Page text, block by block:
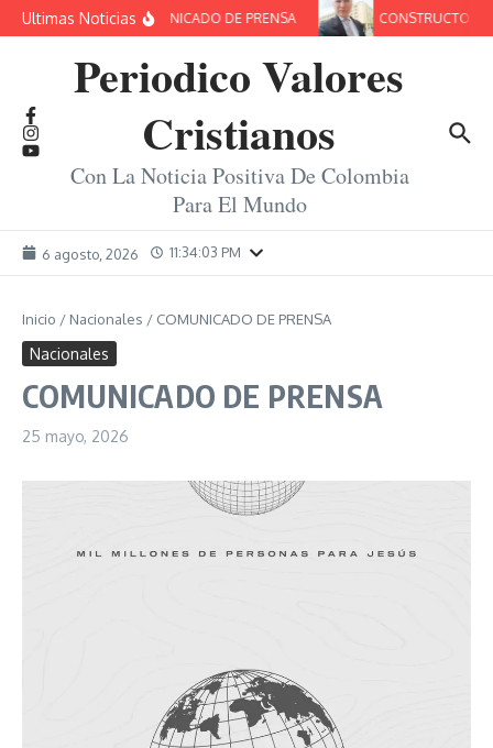
Saltar al contenido
Ultimas NoticiasCOMUNICADO DE PRENSA
Periodico Valores
Cristianos
Con La Noticia Positiva De Colombia
Para El Mundo
6 agosto, 2026 11:34:04 PM
Inicio / Nacionales / COMUNICADO DE PRENSA
Nacionales
COMUNICADO DE PRENSA
25 mayo, 2026